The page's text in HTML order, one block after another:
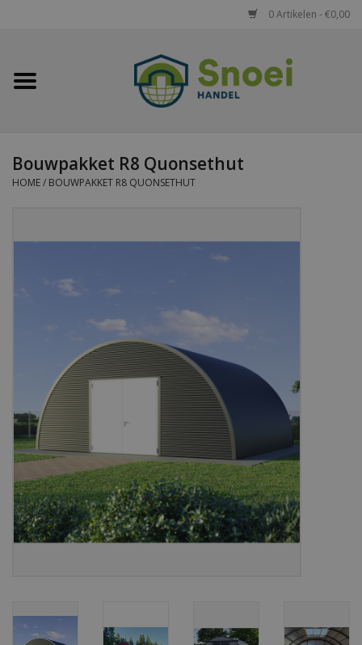
0 Artikelen - €0,00
Home
Damwandplaten
Sandwichpanelen
Bouwpakketten
Toebehoren
Bouwpakket R8 Quonsethut
HOME/ BOUWPAKKET R8 QUONSETHUT